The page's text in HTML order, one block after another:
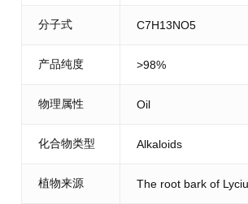
分子式 C7H13NO5
产品纯度 >98%
物理属性 Oil
化合物类型 Alkaloids
植物来源 The root bark of